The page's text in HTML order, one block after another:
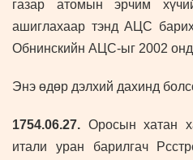
газар атомын эрчим
ашиглахаар тэнд АЦС
Обнинскийн АЦС-ыг 2002
Энэ өдөр дэлхий дахинд
1754.06.27. Оросын хатан
итали уран барилгач